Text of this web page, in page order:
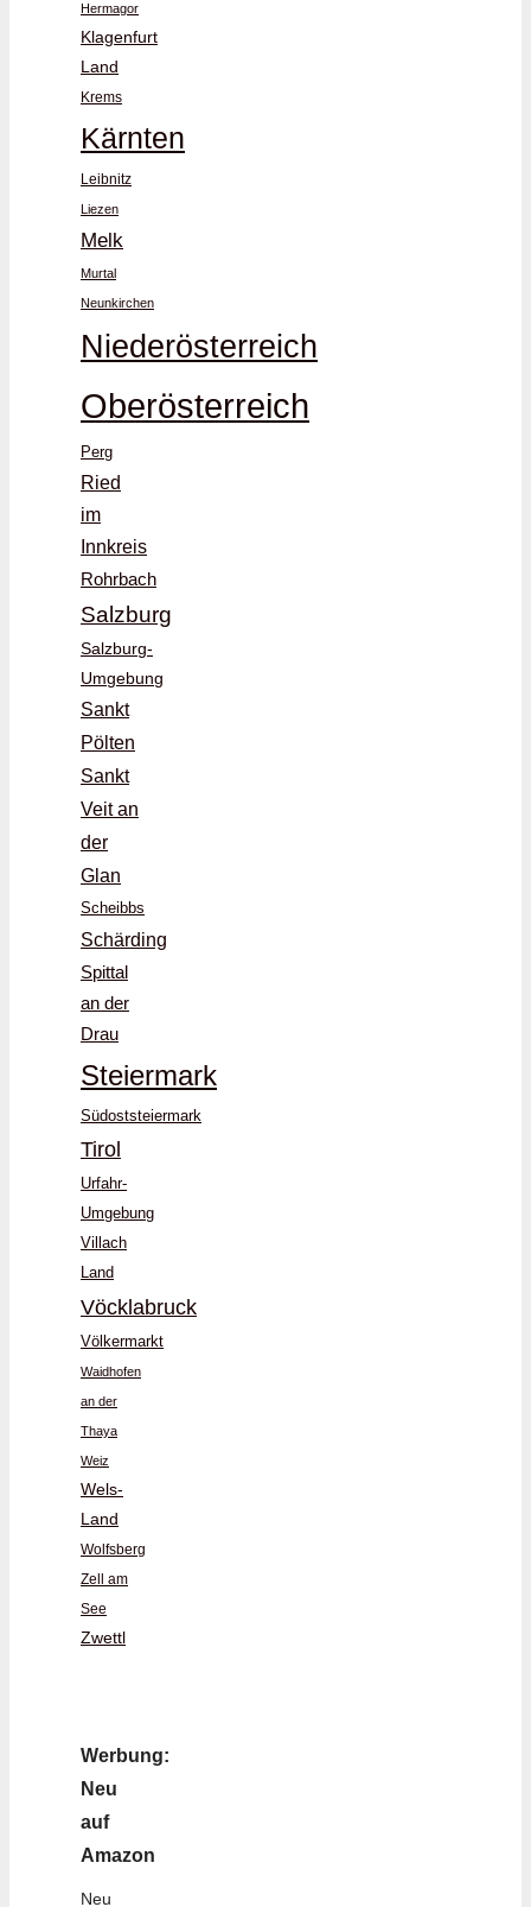
Hermagor
Klagenfurt
Land
Krems
Kärnten
Leibnitz
Liezen
Melk
Murtal
Neunkirchen
Niederösterreich
Oberösterreich
Perg
Ried
im
Innkreis
Rohrbach
Salzburg
Salzburg-
Umgebung
Sankt
Pölten
Sankt
Veit an
der
Glan
Scheibbs
Schärding
Spittal
an der
Drau
Steiermark
Südoststeiermark
Tirol
Urfahr-
Umgebung
Villach
Land
Vöcklabruck
Völkermarkt
Waidhofen
an der
Thaya
Weiz
Wels-
Land
Wolfsberg
Zell am
See
Zwettl
Werbung:
Neu
auf
Amazon
Neu